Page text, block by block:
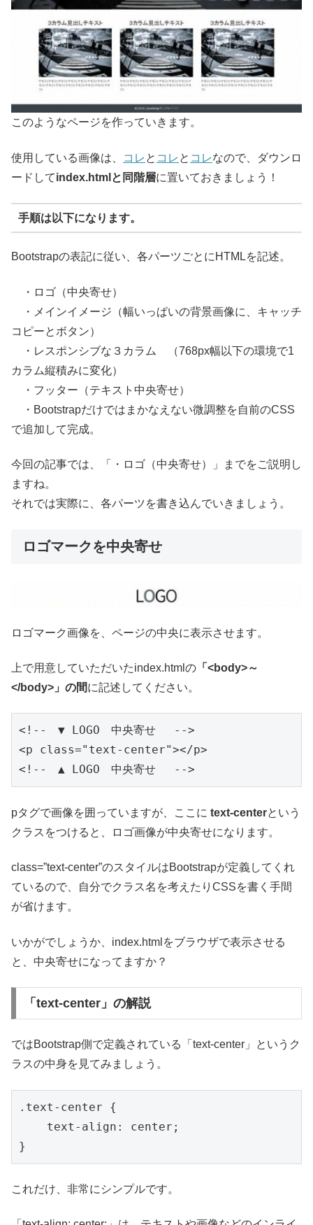
このようなページを作っていきます。
使用している画像は、 コレ と コレ と コレなので、ダウンロ
ードしてindex.htmlと同階層に置いておきましょう！
手順は以下になります。
Bootstrapの表記に従い、各パーツごとにHTMLを記述。
・ロゴ（中央寄せ）
・メインイメージ（幅いっぱいの背景画像に、キャッチ
コピーとボタン）
・レスポンシブな３カラム （768px幅以下の環境で1
カラム縦積みに変化）
・フッター（テキスト中央寄せ）
・Bootstrapだけではまかなえない微調整を自前のCSS
で追加して完成。
今回の記事では、「・ロゴ（中央寄せ）」までをご説明し
ますね。
それでは実際に、各パーツを書き込んでいきましょう。
ロゴマークを中央寄せ
ロゴマーク画像を、ページの中央に表示させます。
上で用意していただいたindex.htmlの 「<body>～
</body>」の間に記述してください。
<!--　▼ LOGO　中央寄せ　 -->
<p class="text-center"></p>
<!--　▲ LOGO　中央寄せ　 -->
pタグで画像を囲っていますが、ここに text-centerという
クラスをつけると、ロゴ画像が中央寄せになります。
class=”text-center”のスタイルはBootstrapが定義してくれ
ているので、自分でクラス名を考えたりCSSを書く手間
が省けます。
いかがでしょうか、index.htmlをブラウザで表示させる
と、中央寄せになってますか？
「text-center」の解説
ではBootstrap側で定義されている「text-center」というク
ラスの中身を見てみましょう。
.text-center {
    text-align: center;
これだけ、非常にシンプルです。